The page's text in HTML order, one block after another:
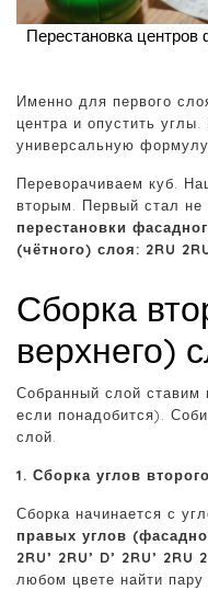
Перестановка
Именно для первого
центра и опустить
универсальную
Переворачиваем куб.
вторым. Первый стал не
перестановки
(чётного) слоя: 2RU
Сборка
верхнего)
Собранный слой ставим
если понадобится).
слой.
1. Сборка углов
Сборка начинается с
правых углов
2RU’ 2RU’ D’ 2RU’ 2RU
любом цвете найти